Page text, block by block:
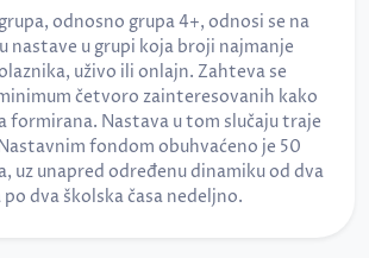
odnosno grupa 4+, odnosi se na
nastave u grupi koja broji najmanje
uživo ili onlajn. Zahteva se
četvoro zainteresovanih kako
formirana. Nastava u tom slučaju traje
fondom obuhvaćeno je 50
uz unapred određenu dinamiku od dva
dva školska časa nedeljno.